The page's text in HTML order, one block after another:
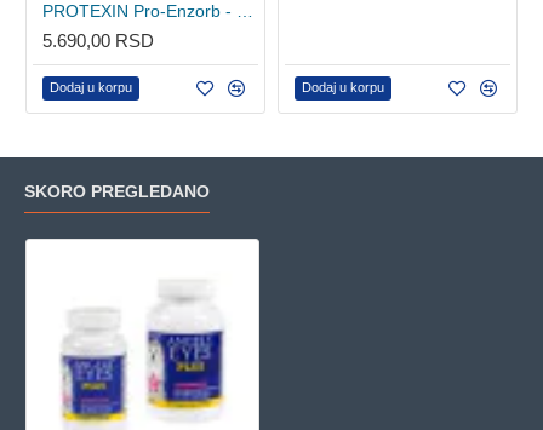
PROTEXIN Pro-Enzorb - Dodatak ishrani za pse i mačke za funkciju pankreasa 60 tableta
5.690,00 RSD
Dodaj u korpu Dodaj u korpu
SKORO PREGLEDANO